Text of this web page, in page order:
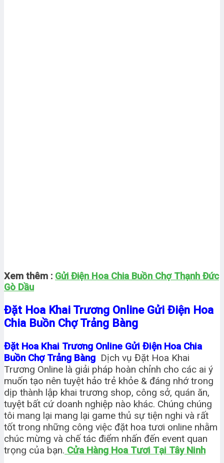
Xem thêm : Gửi Điện Hoa Chia Buồn Chợ Thạnh Đức
Gò Dầu
Đặt Hoa Khai Trương Online Gửi Điện Hoa
Chia Buồn Chợ Trảng Bàng
Đặt Hoa Khai Trương Online Gửi Điện Hoa Chia
Buồn Chợ Trảng Bàng Dịch vụ Đặt Hoa Khai
Trương Online là giải pháp hoàn chỉnh cho các ai ý
muốn tạo nên tuyệt hảo trẻ khỏe & đáng nhớ trong
dịp thành lập khai trương shop, công sở, quán ăn,
tuyệt bất cứ doanh nghiệp nào khác. Chúng chúng
tôi mang lại mang lại game thủ sự tiện nghi và rất
tốt trong những công việc đặt hoa tươi online nhằm
chúc mừng và chế tác điểm nhấn đến event quan
trọng của bạn. Cửa Hàng Hoa Tươi Tại Tây Ninh